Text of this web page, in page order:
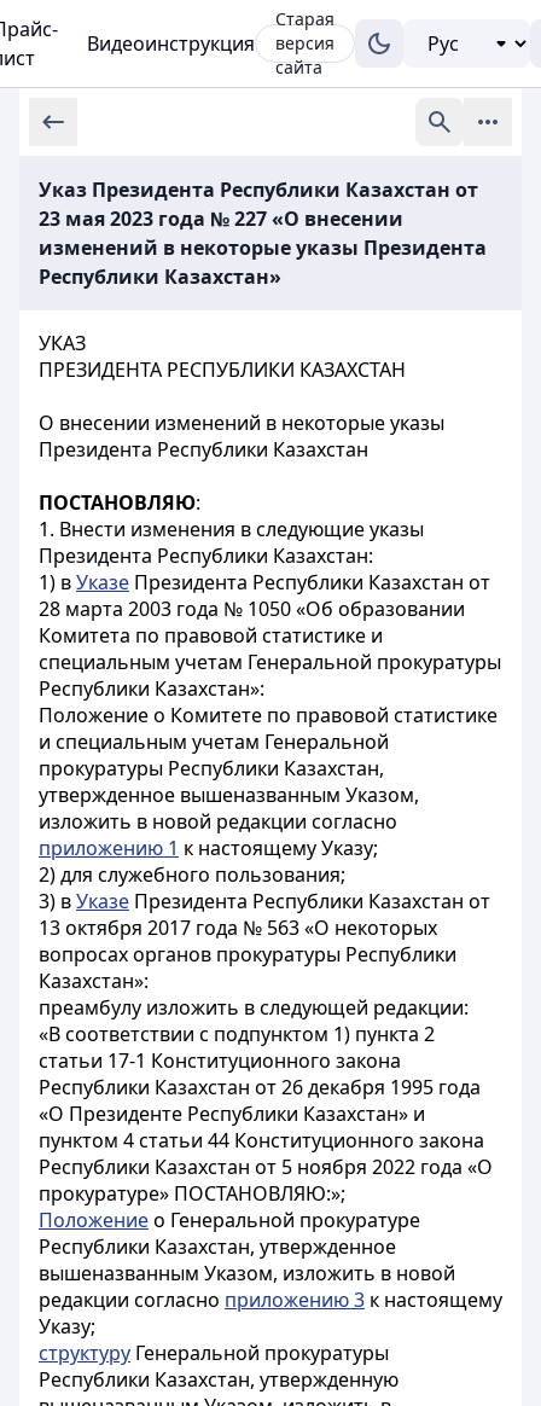
Видеоинструкция
Старая
версия
сайта
Указ Президента Республики Казахстан от
23 мая 2023 года № 227 «О внесении
изменений в некоторые указы Президента
Республики Казахстан»
УКАЗ
ПРЕЗИДЕНТА РЕСПУБЛИКИ КАЗАХСТАН
О внесении изменений в некоторые указы
Президента Республики Казахстан
ПОСТАНОВЛЯЮ:
1. Внести изменения в следующие указы
Президента Республики Казахстан:
1) вУказе Президента Республики Казахстан от
28 марта 2003 года № 1050 «Об образовании
Комитета по правовой статистике и
специальным учетам Генеральной прокуратуры
Республики Казахстан»:
Положение о Комитете по правовой статистике
и специальным учетам Генеральной
прокуратуры Республики Казахстан,
утвержденное вышеназванным Указом,
изложить в новой редакции согласно
приложению 1 к настоящему Указу;
2) для служебного пользования;
3) вУказе Президента Республики Казахстан от
13 октября 2017 года № 563 «О некоторых
вопросах органов прокуратуры Республики
Казахстан»:
преамбулу изложить в следующей редакции:
«В соответствии с подпунктом 1) пункта 2
статьи 17-1 Конституционного закона
Республики Казахстан от 26 декабря 1995 года
«О Президенте Республики Казахстан» и
пунктом 4 статьи 44 Конституционного закона
Республики Казахстан от 5 ноября 2022 года «О
прокуратуре» ПОСТАНОВЛЯЮ:»;
Положениео Генеральной прокуратуре
Республики Казахстан, утвержденное
вышеназванным Указом, изложить в новой
редакции согласно приложению 3 к настоящему
Указу;
структуру Генеральной прокуратуры
Республики Казахстан, утвержденную